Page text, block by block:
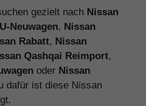
gezielt nach Nissan
Neuwagen, Nissan
Rabatt, Nissan
Qashqai Reimport,
oder Nissan
dafür ist diese Nissan